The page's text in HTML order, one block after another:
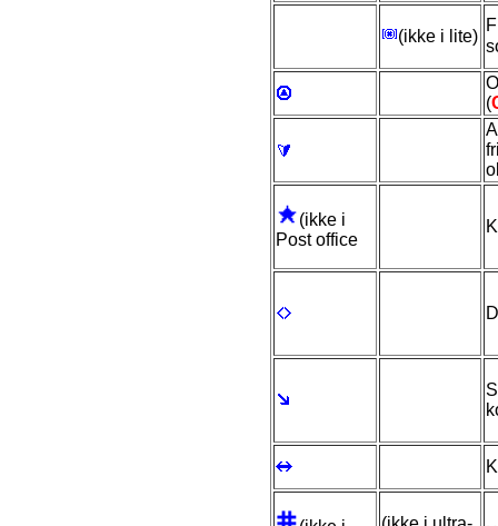
(ikke i lite)
(
(ikke i
Post office